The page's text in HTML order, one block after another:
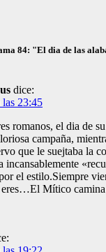
84: "El dia de las
dice:
23:45
romanos, el dia de
campaña,
que le suejtaba la
incansablemente
el estilo.Siempre
eres…El Mítico